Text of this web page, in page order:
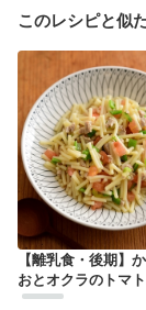
このレシピと似
【離乳食・後期】
おとオクラのトマ
パゲッティ